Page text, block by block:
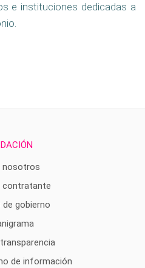
e instituciones dedicadas a
nosotros
contratante
de gobierno
de información